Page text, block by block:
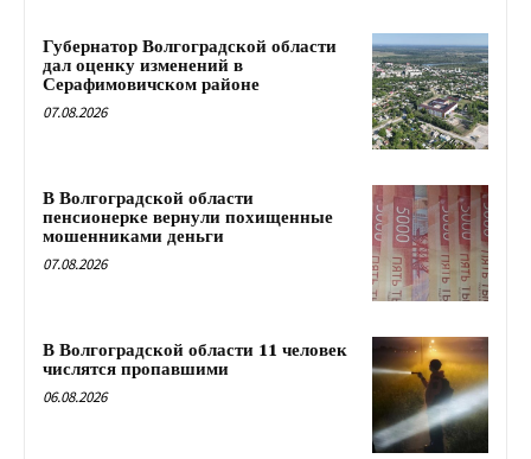
Губернатор Волгоградской области
дал оценку изменений в
Серафимовичском районе
07.08.2026
В Волгоградской области
пенсионерке вернули похищенные
мошенниками деньги
07.08.2026
В Волгоградской области 11 человек
числятся пропавшими
06.08.2026